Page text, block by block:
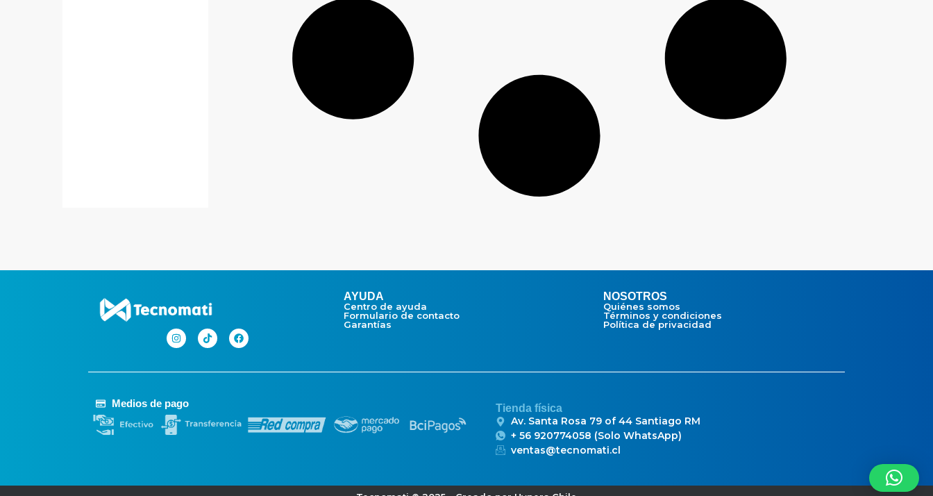
AYUDA
Centro de ayuda
Formulario de contacto
Garantías
NOSOTROS
Quiénes somos
Términos y condiciones
Política de privacidad
Medios de pago Tienda física
Av. Santa Rosa 79 of 44 Santiago RM
+ 56 920774058 (Solo WhatsApp)
ventas@tecnomati.cl